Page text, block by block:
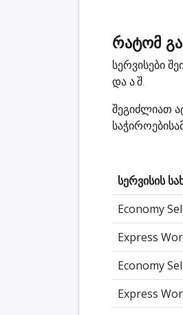
რატომ
სერვისები
და ა.შ.
შეგიძლიათ
სერვისის
Economy
Express
Economy
Express